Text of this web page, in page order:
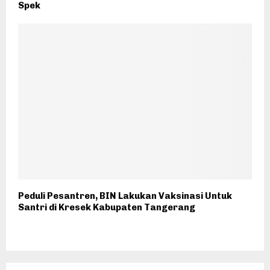
Spek
Peduli Pesantren, BIN Lakukan Vaksinasi Untuk
Santri di Kresek Kabupaten Tangerang